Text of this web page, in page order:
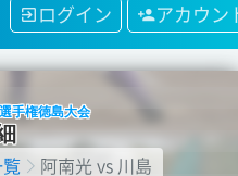
ログイン アカウン
手権徳島大会
覧 阿南光 vs 川島